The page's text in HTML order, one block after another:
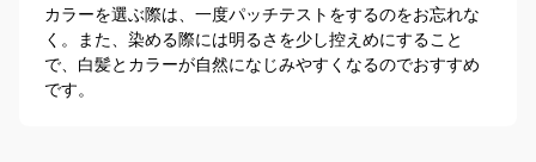
カラーを選ぶ際は、一度パッチテストをするのをお忘れな
く。また、染める際には明るさを少し控えめにすること
で、白髪とカラーが自然になじみやすくなるのでおすすめ
です。